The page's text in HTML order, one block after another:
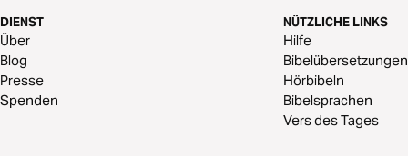
DIENST
Über
Blog
Presse
Spenden
NÜTZLICHE LINKS
Hilfe
Bibelübersetzungen
Hörbibeln
Bibelsprachen
Vers des Tages